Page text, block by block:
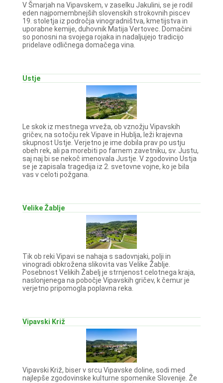
V Šmarjah na Vipavskem, v zaselku Jakulini, se je rodil
eden najpomembnejših slovenskih strokovnih piscev
19. stoletja iz področja vinogradništva, kmetijstva in
uporabne kemije, duhovnik Matija Vertovec. Domačini
so ponosni na svojega rojaka in nadaljujejo tradicijo
pridelave odličnega domačega vina.
Ustje
Le skok iz mestnega vrveža, ob vznožju Vipavskih
gričev, na sotočju rek Vipave in Hublja, leži krajevna
skupnost Ustje. Verjetno je ime dobila prav po ustju
obeh rek, ali pa morebiti po farnem zavetniku, sv. Justu,
saj naj bi se nekoč imenovala Justje. V zgodovino Ustja
se je zapisala tragedija iz 2. svetovne vojne, ko je bila
vas v celoti požgana.
Velike Žablje
Tik ob reki Vipavi se nahaja s sadovnjaki, polji in
vinogradi obkrožena slikovita vas Velike Žablje.
Posebnost Velikih Žabelj je strnjenost celotnega kraja,
naslonjenega na pobočje Vipavskih gričev, k čemur je
verjetno pripomogla poplavna reka.
Vipavski Križ
Vipavski Križ, biser v srcu Vipavske doline, sodi med
najlepše zgodovinske kulturne spomenike Slovenije. Že